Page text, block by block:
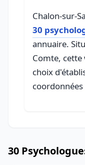
Chalon-sur-
30
annuaire.
Comte,
choix
30